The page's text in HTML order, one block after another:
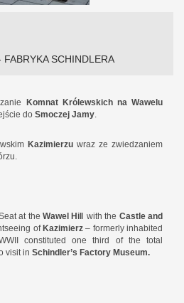
SCHINDLERA
Komnat Królewskich na Wawelu
do Smoczej Jamy.
Kazimierzu wraz ze zwiedzaniem
at the Wawel Hil l with the Castle and
of Kazimierz– formerly inhabited
constituted one third of the total
visit in Schindler’s Factory Museum.